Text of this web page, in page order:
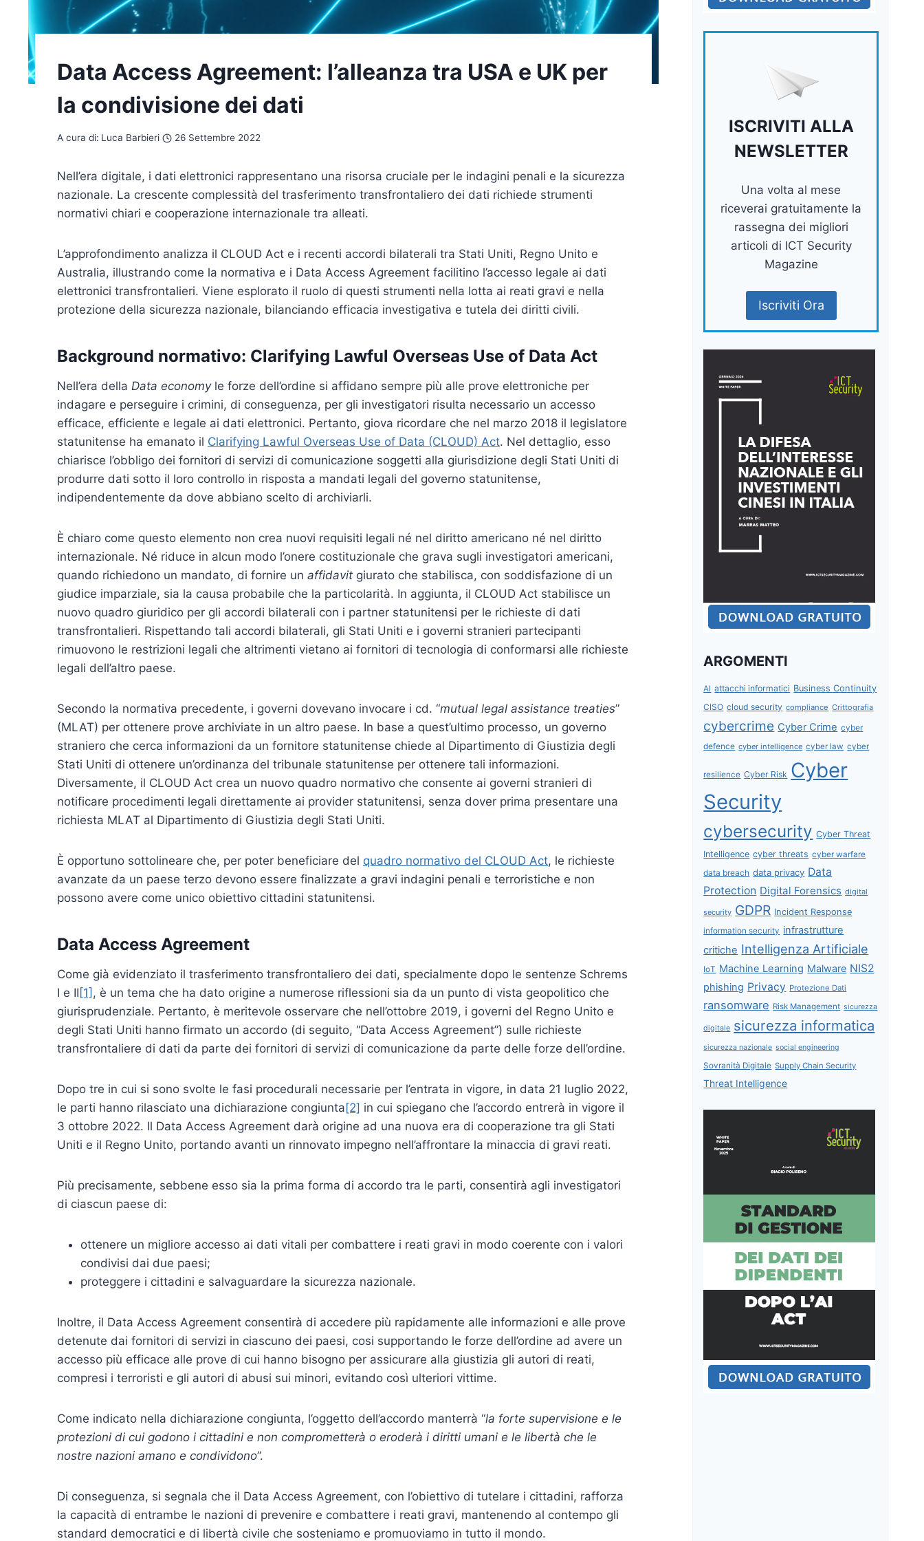
Data Access Agreement: l’alleanza tra USA e UK per
la condivisione dei dati
A cura di: Luca Barbieri 26 Settembre 2022
Nell’era digitale, i dati elettronici rappresentano una risorsa cruciale per le indagini penali e la sicurezza
nazionale. La crescente complessità del trasferimento transfrontaliero dei dati richiede strumenti
normativi chiari e cooperazione internazionale tra alleati.
L’approfondimento analizza il CLOUD Act e i recenti accordi bilaterali tra Stati Uniti, Regno Unito e
Australia, illustrando come la normativa e i Data Access Agreement facilitino l’accesso legale ai dati
elettronici transfrontalieri. Viene esplorato il ruolo di questi strumenti nella lotta ai reati gravi e nella
protezione della sicurezza nazionale, bilanciando efficacia investigativa e tutela dei diritti civili.
Background normativo: Clarifying Lawful Overseas Use of Data Act
Nell’era della Data economyle forze dell’ordine si affidano sempre più alle prove elettroniche per
indagare e perseguire i crimini, di conseguenza, per gli investigatori risulta necessario un accesso
efficace, efficiente e legale ai dati elettronici. Pertanto, giova ricordare che nel marzo 2018 il legislatore
statunitense ha emanato il Clarifying Lawful Overseas Use of Data (CLOUD) Act. Nel dettaglio, esso
chiarisce l’obbligo dei fornitori di servizi di comunicazione soggetti alla giurisdizione degli Stati Uniti di
produrre dati sotto il loro controllo in risposta a mandati legali del governo statunitense,
indipendentemente da dove abbiano scelto di archiviarli.
È chiaro come questo elemento non crea nuovi requisiti legali né nel diritto americano né nel diritto
internazionale. Né riduce in alcun modo l’onere costituzionale che grava sugli investigatori americani,
quando richiedono un mandato, di fornire un affidavit giurato che stabilisca, con soddisfazione di un
giudice imparziale, sia la causa probabile che la particolarità. In aggiunta, il CLOUD Act stabilisce un
nuovo quadro giuridico per gli accordi bilaterali con i partner statunitensi per le richieste di dati
transfrontalieri. Rispettando tali accordi bilaterali, gli Stati Uniti e i governi stranieri partecipanti
rimuovono le restrizioni legali che altrimenti vietano ai fornitori di tecnologia di conformarsi alle richieste
legali dell’altro paese.
Secondo la normativa precedente, i governi dovevano invocare i cd. “mutual legal assistance treaties”
(MLAT) per ottenere prove archiviate in un altro paese. In base a quest’ultimo processo, un governo
straniero che cerca informazioni da un fornitore statunitense chiede al Dipartimento di Giustizia degli
Stati Uniti di ottenere un’ordinanza del tribunale statunitense per ottenere tali informazioni.
Diversamente, il CLOUD Act crea un nuovo quadro normativo che consente ai governi stranieri di
notificare procedimenti legali direttamente ai provider statunitensi, senza dover prima presentare una
richiesta MLAT al Dipartimento di Giustizia degli Stati Uniti.
È opportuno sottolineare che, per poter beneficiare del quadro normativo del CLOUD Act, le richieste
avanzate da un paese terzo devono essere finalizzate a gravi indagini penali e terroristiche e non
possono avere come unico obiettivo cittadini statunitensi.
Data Access Agreement
Come già evidenziato il trasferimento transfrontaliero dei dati, specialmente dopo le sentenze Schrems
I e II [1] , è un tema che ha dato origine a numerose riflessioni sia da un punto di vista geopolitico che
giurisprudenziale. Pertanto, è meritevole osservare che nell’ottobre 2019, i governi del Regno Unito e
degli Stati Uniti hanno firmato un accordo (di seguito, “Data Access Agreement”) sulle richieste
transfrontaliere di dati da parte dei fornitori di servizi di comunicazione da parte delle forze dell’ordine.
Dopo tre in cui si sono svolte le fasi procedurali necessarie per l’entrata in vigore, in data 21 luglio 2022,
le parti hanno rilasciato una dichiarazione congiunta [2] in cui spiegano che l’accordo entrerà in vigore il
3 ottobre 2022. Il Data Access Agreement darà origine ad una nuova era di cooperazione tra gli Stati
Uniti e il Regno Unito, portando avanti un rinnovato impegno nell’affrontare la minaccia di gravi reati.
Più precisamente, sebbene esso sia la prima forma di accordo tra le parti, consentirà agli investigatori
di ciascun paese di:
ottenere un migliore accesso ai dati vitali per combattere i reati gravi in modo coerente con i valori
condivisi dai due paesi;
proteggere i cittadini e salvaguardare la sicurezza nazionale.
Inoltre, il Data Access Agreement consentirà di accedere più rapidamente alle informazioni e alle prove
detenute dai fornitori di servizi in ciascuno dei paesi, cosi supportando le forze dell’ordine ad avere un
accesso più efficace alle prove di cui hanno bisogno per assicurare alla giustizia gli autori di reati,
compresi i terroristi e gli autori di abusi sui minori, evitando così ulteriori vittime.
Come indicato nella dichiarazione congiunta, l’oggetto dell’accordo manterrà “la forte supervisione e le
protezioni di cui godono i cittadini e non comprometterà o eroderà i diritti umani e le libertà che le
nostre nazioni amano e condividono”.
Di conseguenza, si segnala che il Data Access Agreement, con l’obiettivo di tutelare i cittadini, rafforza
la capacità di entrambe le nazioni di prevenire e combattere i reati gravi, mantenendo al contempo gli
standard democratici e di libertà civile che sosteniamo e promuoviamo in tutto il mondo.
ISCRIVITI ALLA
NEWSLETTER
Una volta al mese
riceverai gratuitamente la
rassegna dei migliori
articoli di ICT Security
Magazine
Iscriviti Ora
ARGOMENTI
AI attacchi informatici Business Continuity
CISO cloud security compliance Crittografia
cybercrime Cyber Crime cyber
defence cyber intelligence cyber law cyber
resilience Cyber Risk Cyber
Security
cybersecurity Cyber Threat
Intelligence cyber threats cyber warfare
data breach data privacy Data
Protection Digital Forensics digital
security GDPR Incident Response
information security infrastrutture
critiche Intelligenza Artificiale
IoT Machine Learning Malware NIS2
phishing Privacy Protezione Dati
ransomware Risk Management sicurezza
digitale sicurezza informatica
sicurezza nazionale social engineering
Sovranità Digitale Supply Chain Security
Threat Intelligence